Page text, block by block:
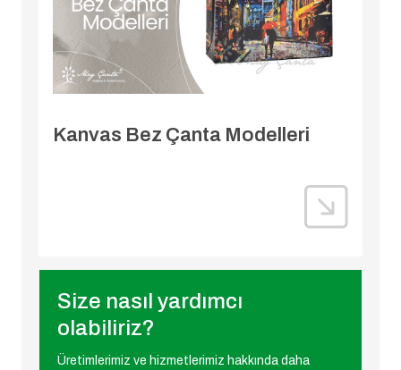
Kanvas Bez Çanta Modelleri
Size nasıl yardımcı
olabiliriz?
Üretimlerimiz ve hizmetlerimiz hakkında daha